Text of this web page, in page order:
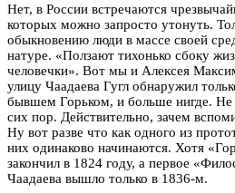
Нет, в России встречаются
которых можно запросто утонуть.
обыкновению люди в массе своей
натуре. «Ползают тихонько сбоку
человечки». Вот мы и Алексея
улицу Чаадаева Гугл обнаружил
бывшем Горьком, и больше нигде. Не
сих пор. Действительно, зачем
Ну вот разве что как одного из
них одинаково начинаются. Хотя
закончил в 1824 году, а первое
Чаадаева вышло только в 1836-м.